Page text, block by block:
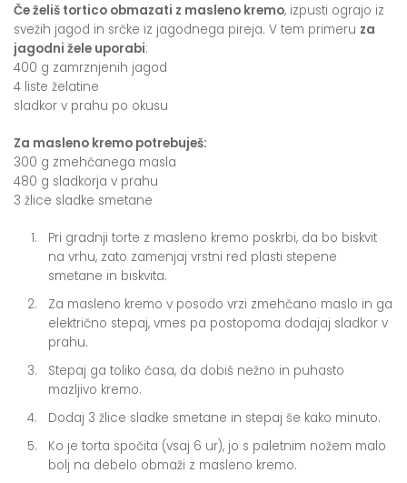
Če želiš tortico obmazati z masleno kremo, izpusti ograjo iz
svežih jagod in srčke iz jagodnega pireja. V tem primeru za
jagodni žele uporabi:
400 g zamrznjenih jagod
4 liste želatine
sladkor v prahu po okusu
Za masleno kremo potrebuješ:
300 g zmehčanega masla
480 g sladkorja v prahu
3 žlice sladke smetane
Pri gradnji torte z masleno kremo poskrbi, da bo biskvit
na vrhu, zato zamenjaj vrstni red plasti stepene
smetane in biskvita.
Za masleno kremo v posodo vrzi zmehčano maslo in ga
električno stepaj, vmes pa postopoma dodajaj sladkor v
prahu.
Stepaj ga toliko časa, da dobiš nežno in puhasto
mazljivo kremo.
Dodaj 3 žlice sladke smetane in stepaj še kako minuto.
Ko je torta spočita (vsaj 6 ur), jo s paletnim nožem malo
bolj na debelo obmaži z masleno kremo.